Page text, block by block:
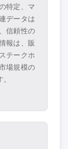
特定、マ
データは
信頼性の
報は、販
テークホ
場規模の